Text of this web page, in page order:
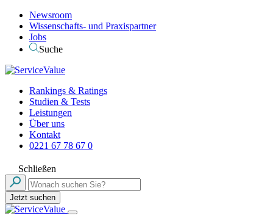
Newsroom
Wissenschafts- und Praxispartner
Jobs
Suche
Rankings & Ratings
Studien & Tests
Leistungen
Über uns
Kontakt
0221 67 78 67 0
Schließen
Jetzt suchen